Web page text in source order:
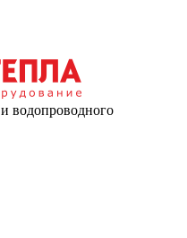
водопроводного